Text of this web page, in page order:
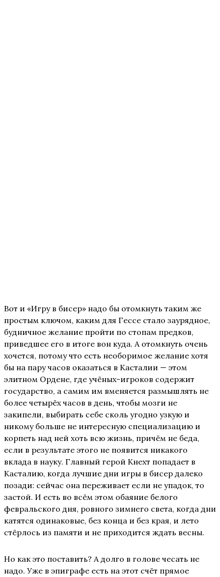
Вот и «Игру в бисер» надо бы отомкнуть таким же
простым ключом, каким для Гессе стало заурядное,
будничное желание пройти по стопам предков,
приведшее его в итоге вон куда. А отомкнуть очень
хочется, потому что есть необоримое желание хотя
бы на пару часов оказаться в Касталии — этом
элитном Ордене, где учёных-игроков содержит
государство, а самим им вменяется размышлять не
более четырёх часов в день, чтобы мозги не
закипели, выбирать себе сколь угодно узкую и
никому больше не интересную специализацию и
корпеть над ней хоть всю жизнь, причём не беда,
если в результате этого не появится никакого
вклада в науку. Главный герой Кнехт попадает в
Касталию, когда лучшие дни игры в бисер далеко
позади: сейчас она переживает если не упадок, то
застой. И есть во всём этом обаяние белого
февральского дня, ровного зимнего света, когда дни
катятся одинаковые, без конца и без края, и лето
стёрлось из памяти и не приходится ждать весны.
Но как это поставить? А долго в голове чесать не
надо. Уже в эпиграфе есть на этот счёт прямое